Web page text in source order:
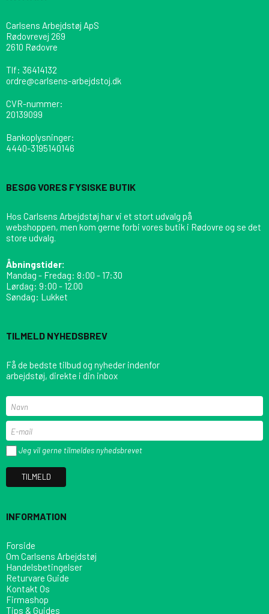
Carlsens Arbejdstøj ApS
Rødovrevej 269
2610 Rødovre
Tlf: 36414132
ordre@carlsens-arbejdstoj.dk
CVR-nummer:
20139099
Bankoplysninger:
4440-3195140146
BESØG VORES FYSISKE BUTIK
Hos Carlsens Arbejdstøj har vi et stort udvalg på
webshoppen, men kom gerne forbi vores butik i Rødovre og se det
store udvalg.
Åbningstider:
Mandag - Fredag: 8:00 - 17:30
Lørdag: 9:00 - 12.00
Søndag: Lukket
TILMELD NYHEDSBREV
Få de bedste tilbud og nyheder indenfor
arbejdstøj, direkte i din inbox
Jeg vil gerne tilmeldes nyhedsbrevet
TILMELD
INFORMATION
Forside
Om Carlsens Arbejdstøj
Handelsbetingelser
Returvare Guide
Kontakt Os
Firmashop
Tips & Guides